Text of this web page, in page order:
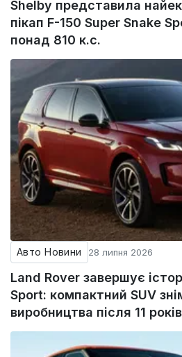
Shelby представила
пікап F-150 Super Snake
понад 810 к.с.
Авто Новини 28 липня 2026
Land Rover завершує
Sport: компактний SUV
виробництва після 11 років